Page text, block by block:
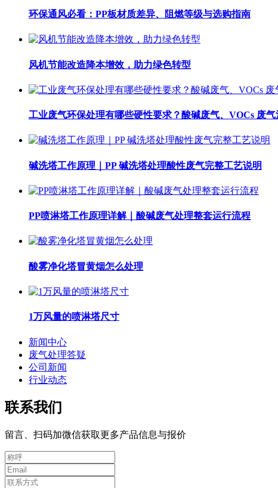
环保通风必看：PP板材质差异、阻燃等级与选购指南
风机节能改造降本增效，助力绿色转型
工业废气环保处理有哪些硬性要求？酸碱废气、VOCs 废
碱洗塔工作原理｜PP 碱洗塔处理酸性废气完整工艺说明
PP喷淋塔工作原理详解｜酸碱废气处理整套运行流程
酸雾净化塔冒黄烟怎么处理
1万风量的喷淋塔尺寸
新闻中心
废气处理答疑
公司新闻
行业动态
联系我们
留言、扫码加微信获取更多产品信息与报价